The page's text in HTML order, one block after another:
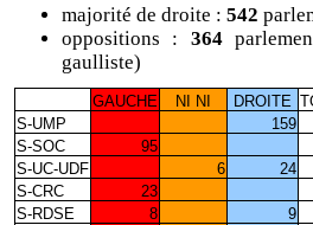
majorité de droite : 542
oppositions : 364
gaulliste)
GAUCHE NI NI DROITE
S-UMP
159
S-SOC
95
S-UC-UDF
6
24
S-CRC
23
S-RDSE
8
9